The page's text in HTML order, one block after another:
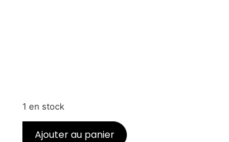
1 en stock
Ajouter au panier